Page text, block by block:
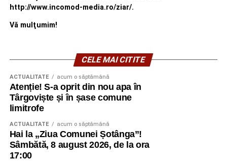
http://www.incomod-media.ro/ziar/.
Vă mulţumim!
CELE MAI CITITE
ACTUALITATE acum o săptămână
Atenție! S-a oprit din nou apa în
Târgoviște și în șase comune
limitrofe
ACTUALITATE acum o săptămână
Hai la „Ziua Comunei Șotânga”!
Sâmbătă, 8 august 2026, de la ora
17:00